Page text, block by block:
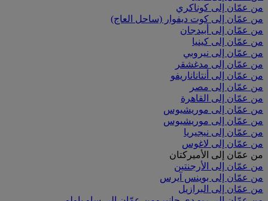
من عمّان إلى كوناكري
من عمّان إلى كوت ديفوار (ساحل العاج)
من عمّان إلى أبيدجان
من عمّان إلى كينيا
من عمّان إلى نيروبي
من عمّان إلى مدغشقر
من عمّان إلى أنتاناناريفو
من عمّان إلى مصر
من عمّان إلى القاهرة
من عمّان إلى موريشيوس
من عمّان إلى موريشيوس
من عمّان إلى نيجيريا
من عمّان إلى لاغوس
من عمّان إلى الأميركتان
من عمّان إلى الأرجنتين
من عمّان إلى بوينس آيرس
من عمّان إلى البرازيل